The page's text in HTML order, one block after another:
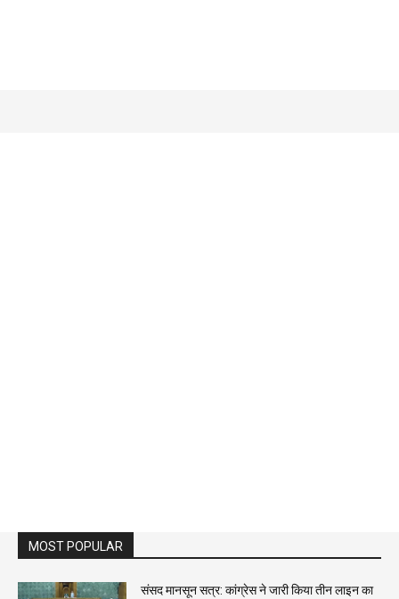
MOST POPULAR
संसद मानसून सत्र: कांग्रेस ने जारी किया तीन लाइन का